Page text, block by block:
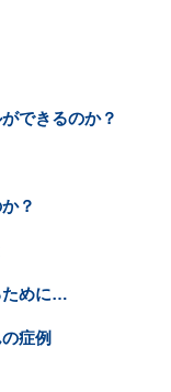
できるのか？
？
ために…
症例